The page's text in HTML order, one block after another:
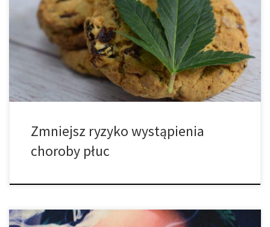
wskutek koronawirusa. Kiedy czyjeś płuca są narażone na grypę
lub inne infekcje, negatywne skutki palenia lub wapowania są
znacznie poważniejsze niż wśród osób, które nie palą ani nie
waporyzują. Palenie jest związane ze zwiększonym rozwojem
zespołu ostrej niewydolności oddechowej (ARDS) u osób z […]
Zmniejsz ryzyko wystąpienia
choroby płuc